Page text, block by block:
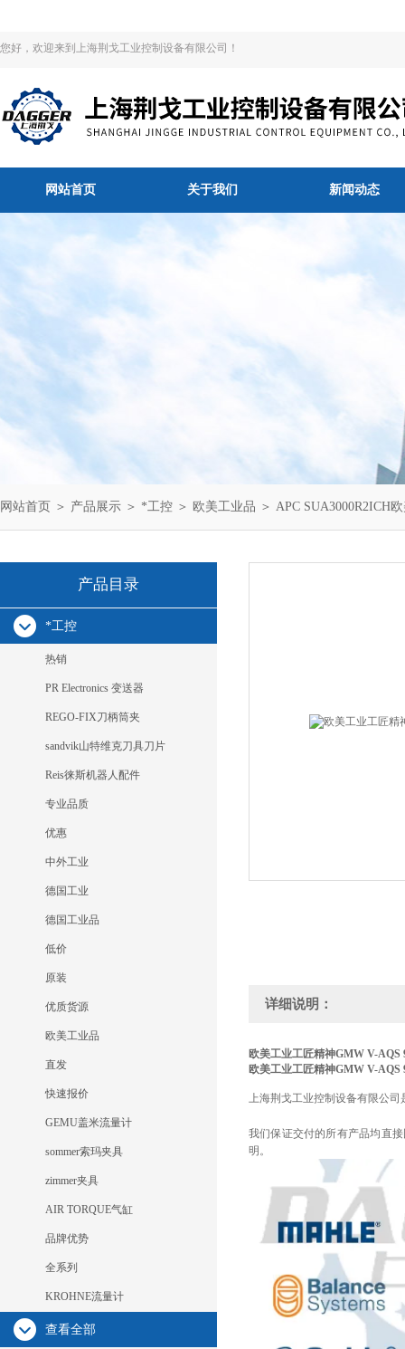
您好，欢迎来到上海荆戈工业控制设备有限公司！
网站首页 关于我们 新闻动态
网站首页 ＞ 产品展示 ＞ *工控 ＞ 欧美工业品 ＞ APC SUA3000R2ICH
产品目录
*工控
热销
PR Electronics 变送器
REGO-FIX刀柄筒夹
sandvik山特维克刀具刀片
Reis徕斯机器人配件
专业品质
优惠
中外工业
德国工业
德国工业品
低价
原装
优质货源
欧美工业品
直发
快速报价
GEMU盖米流量计
sommer索玛夹具
zimmer夹具
AIR TORQUE气缸
品牌优势
全系列
KROHNE流量计
查看全部
详细说明：
欧美工业工匠精神GMW V-AQS
欧美工业工匠精神GMW V-AQS
上海荆戈工业控制设备有限公
我们保证交付的所有产品均直
明。